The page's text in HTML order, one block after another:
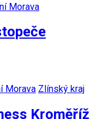
Morava
Morava Zlínský kraj
Kroměříž